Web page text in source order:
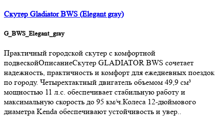
Скутер Gladiator BWS (Elegant gray)
G_BWS_Elegant_gray
Практичный городской скутер с комфортной
подвескойОписаниеСкутер GLADIATOR BWS сочетает
надежность, практичность и комфорт для ежедневных поездок
по городу. Четырехтактный двигатель объемом 49,9 см³
мощностью 11 л.с. обеспечивает стабильную работу и
максимальную скорость до 95 км/ч.Колеса 12-дюймового
диаметра Kenda обеспечивают устойчивость и увер..